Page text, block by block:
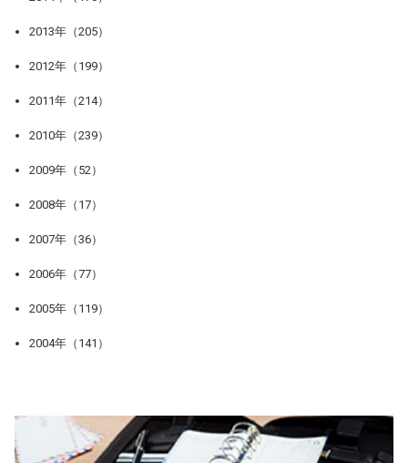
2013年（205）
2012年（199）
2011年（214）
2010年（239）
2009年（52）
2008年（17）
2007年（36）
2006年（77）
2005年（119）
2004年（141）